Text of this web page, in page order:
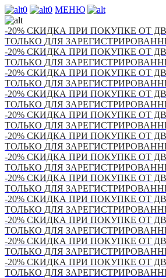
0 0 МЕНЮ
-20% СКИДКА ПРИ ПОКУПКЕ ОТ
ТОЛЬКО ДЛЯ
-20% СКИДКА ПРИ ПОКУПКЕ ОТ
ТОЛЬКО ДЛЯ
-20% СКИДКА ПРИ ПОКУПКЕ ОТ
ТОЛЬКО ДЛЯ
-20% СКИДКА ПРИ ПОКУПКЕ ОТ
ТОЛЬКО ДЛЯ
-20% СКИДКА ПРИ ПОКУПКЕ ОТ
ТОЛЬКО ДЛЯ
-20% СКИДКА ПРИ ПОКУПКЕ ОТ
ТОЛЬКО ДЛЯ
-20% СКИДКА ПРИ ПОКУПКЕ ОТ
ТОЛЬКО ДЛЯ
-20% СКИДКА ПРИ ПОКУПКЕ ОТ
ТОЛЬКО ДЛЯ
-20% СКИДКА ПРИ ПОКУПКЕ ОТ
ТОЛЬКО ДЛЯ
-20% СКИДКА ПРИ ПОКУПКЕ ОТ
ТОЛЬКО ДЛЯ
-20% СКИДКА ПРИ ПОКУПКЕ ОТ
ТОЛЬКО ДЛЯ
-20% СКИДКА ПРИ ПОКУПКЕ ОТ
ТОЛЬКО ДЛЯ